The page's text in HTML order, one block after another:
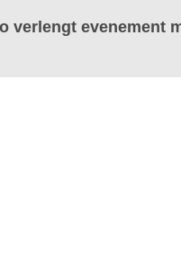
verlengt evenement